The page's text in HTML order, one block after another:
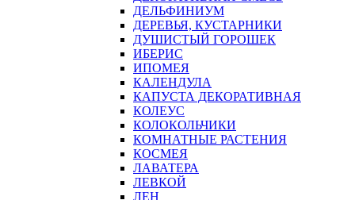
ДЕЛЬФИНИУМ
ДЕРЕВЬЯ, КУСТАРНИКИ
ДУШИСТЫЙ ГОРОШЕК
ИБЕРИС
ИПОМЕЯ
КАЛЕНДУЛА
КАПУСТА ДЕКОРАТИВНАЯ
КОЛЕУС
КОЛОКОЛЬЧИКИ
КОМНАТНЫЕ РАСТЕНИЯ
КОСМЕЯ
ЛАВАТЕРА
ЛЕВКОЙ
ЛЕН